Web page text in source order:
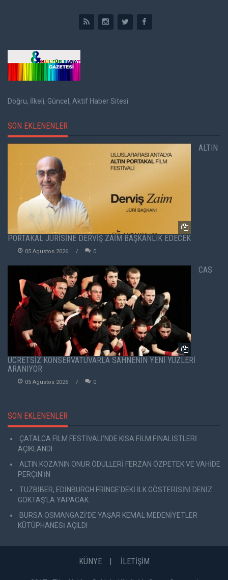
Doğru, İlkeli, Güncel, Aktif Haber Sitesi
SON EKLENENLER
ALTIN
PORTAKAL JÜRİSİNE DERVİŞ ZAİM BAŞKANLIK EDECEK
05 Agustos 2026 0
CAS
ÜCRETSİZ KONSERVATUVARLA SAHNENİN YENİ YÜZLERİ
ARANIYOR
05 Agustos 2026 0
SON EKLENENLER
ÇATALCA FİLM FESTİVALİ'NDE KISA FİLM FİNALİSTLERİ
AÇIKLANDI
ALTIN KOZA'NIN ONUR ÖDÜLLERİ FERZAN ÖZPETEK VE VAHİDE
PERÇİN'İN
TUZBİBER, EDİNBURGH FRİNGE'DEKİ İLK GÖSTERİSİNİ DENİZ
GÖKTAŞ'LA YAPACAK
BURSA OSMANGAZİ'DE YAŞAR KEMAL MEDENİYETLER
KÜTÜPHANESİ AÇILDI
KÜNYE İLETİŞİM